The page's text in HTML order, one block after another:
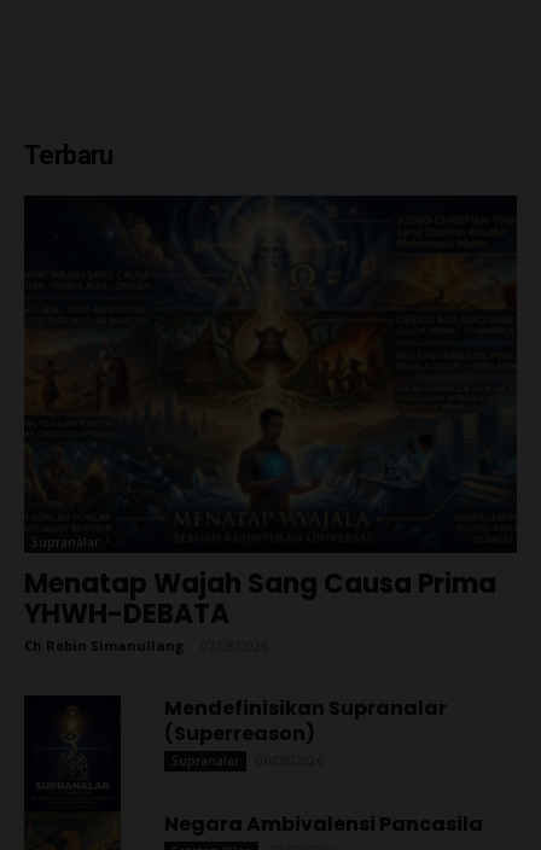
Terbaru
Supranalar
Menatap Wajah Sang Causa Prima
YHWH-DEBATA
Ch Robin Simanullang
Mendefinisikan Supranalar
(Superreason)
Supranalar
Negara Ambivalensi Pancasila